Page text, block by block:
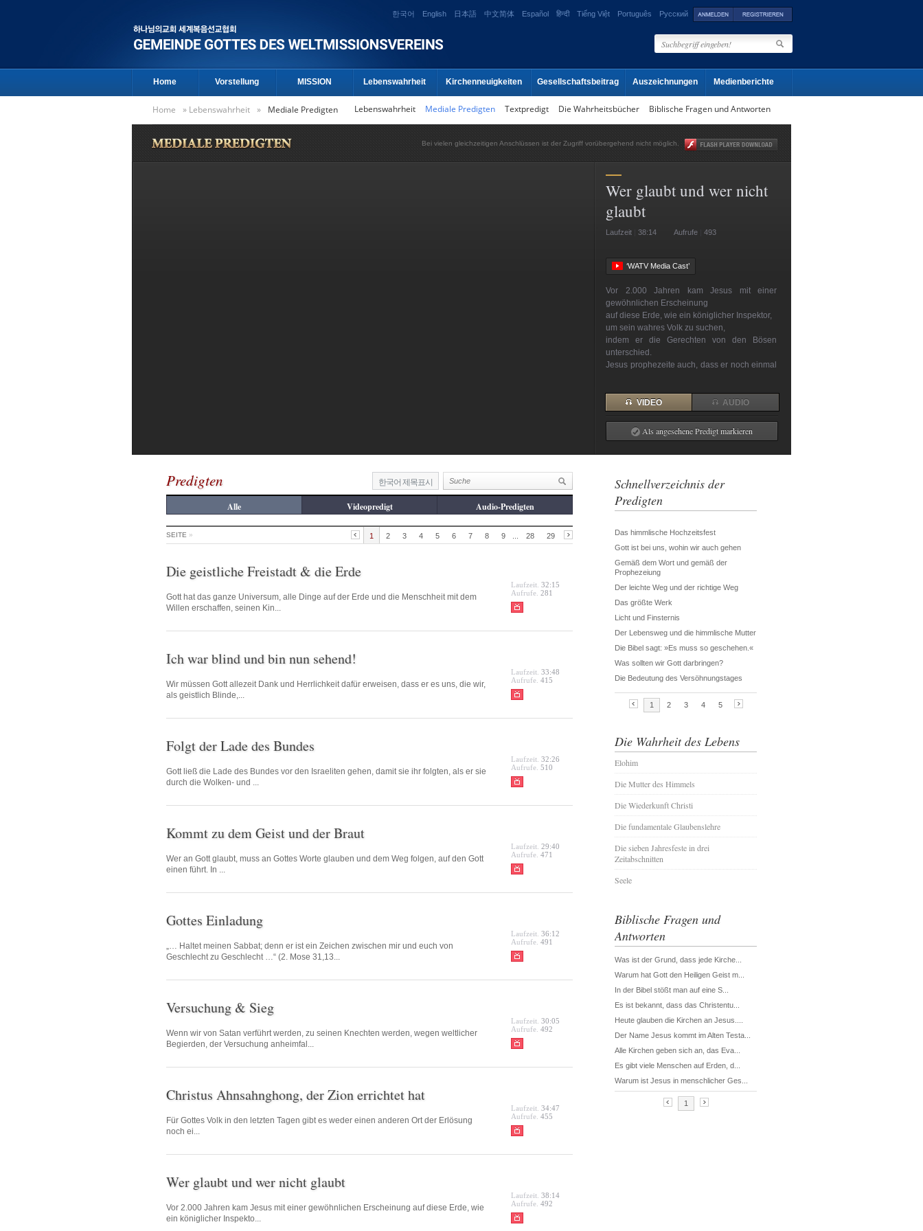
한국어 English 日本語 中文简体 Español हिन्दी Tiếng Việt Português Русский
Home Vorstellung MISSION Lebenswahrheit Kirchenneuigkeiten Gesellschaftsbeitrag Auszeichnungen Medienberichte
Home » Lebenswahrheit » Mediale Predigten Lebenswahrheit Mediale Predigten Textpredigt Die Wahrheitsbücher Biblische Fragen und Antworten
Bei vielen gleichzeitigen Anschlüssen ist der Zugriff vorübergehend nicht möglich.
Predigten 한국어 제목표시
Alle Videopredigt Audio-Predigten
SEITE » 1 2 3 4 5 6 7 8 9 28 29
Die geistliche Freistadt & die Erde
Gott hat das ganze Universum, alle Dinge auf der Erde und die Menschheit mit dem
Willen erschaffen, seinen Kin...
Laufzeit. 32:15
Aufrufe. 281
Ich war blind und bin nun sehend!
Wir müssen Gott allezeit Dank und Herrlichkeit dafür erweisen, dass er es uns, die wir,
als geistlich Blinde,...
Laufzeit. 33:48
Aufrufe. 415
Folgt der Lade des Bundes
Gott ließ die Lade des Bundes vor den Israeliten gehen, damit sie ihr folgten, als er sie
durch die Wolken- und ...
Laufzeit. 32:26
Aufrufe. 510
Kommt zu dem Geist und der Braut
Wer an Gott glaubt, muss an Gottes Worte glauben und dem Weg folgen, auf den Gott
einen führt. In ...
Laufzeit. 29:40
Aufrufe. 471
Gottes Einladung
„… Haltet meinen Sabbat; denn er ist ein Zeichen zwischen mir und euch von
Geschlecht zu Geschlecht …“ (2. Mose 31,13...
Laufzeit. 36:12
Aufrufe. 491
Versuchung & Sieg
Wenn wir von Satan verführt werden, zu seinen Knechten werden, wegen weltlicher
Begierden, der Versuchung anheimfal...
Laufzeit. 30:05
Aufrufe. 492
Christus Ahnsahnghong, der Zion errichtet hat
Für Gottes Volk in den letzten Tagen gibt es weder einen anderen Ort der Erlösung
noch ei...
Laufzeit. 34:47
Aufrufe. 455
Wer glaubt und wer nicht glaubt
Vor 2.000 Jahren kam Jesus mit einer gewöhnlichen Erscheinung auf diese Erde, wie
ein königlicher Inspekto...
Laufzeit. 38:14
Aufrufe. 492
Die Wahrheit des Lebens
Elohim
Die Mutter des Himmels
Die Wiederkunft Christi
Die fundamentale Glaubenslehre
Die sieben Jahresfeste in drei
Zeitabschnitten
Seele